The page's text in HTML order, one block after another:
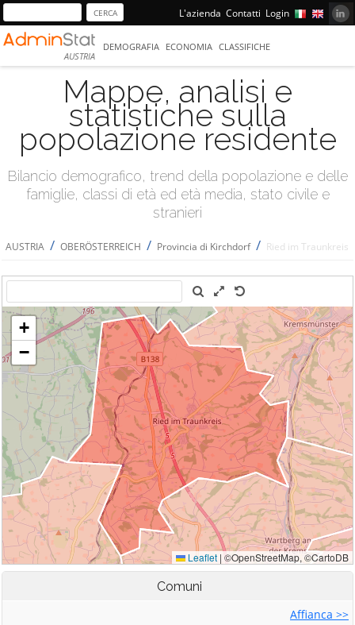
L'azienda Contatti Login
AUSTRIA
DEMOGRAFIA ECONOMIA CLASSIFICHE
Mappe, analisi e
statistiche sulla
popolazione residente
Bilancio demografico, trend della popolazione e delle
famiglie, classi di età ed età media, stato civile e
stranieri
AUSTRIA / OBERÖSTERREICH / Provincia di Kirchdorf / Ried im Traunkreis
Comuni
Affianca >>